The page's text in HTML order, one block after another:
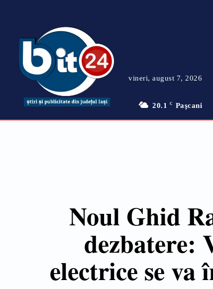
vineri, august 7, 2026
20.1 C Paşcani
Noul Ghid
dezbatere:
electrice se